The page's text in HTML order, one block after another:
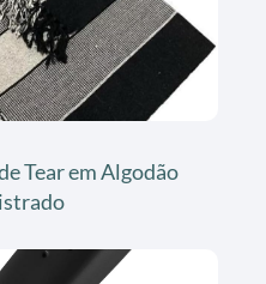
Tear em Algodão